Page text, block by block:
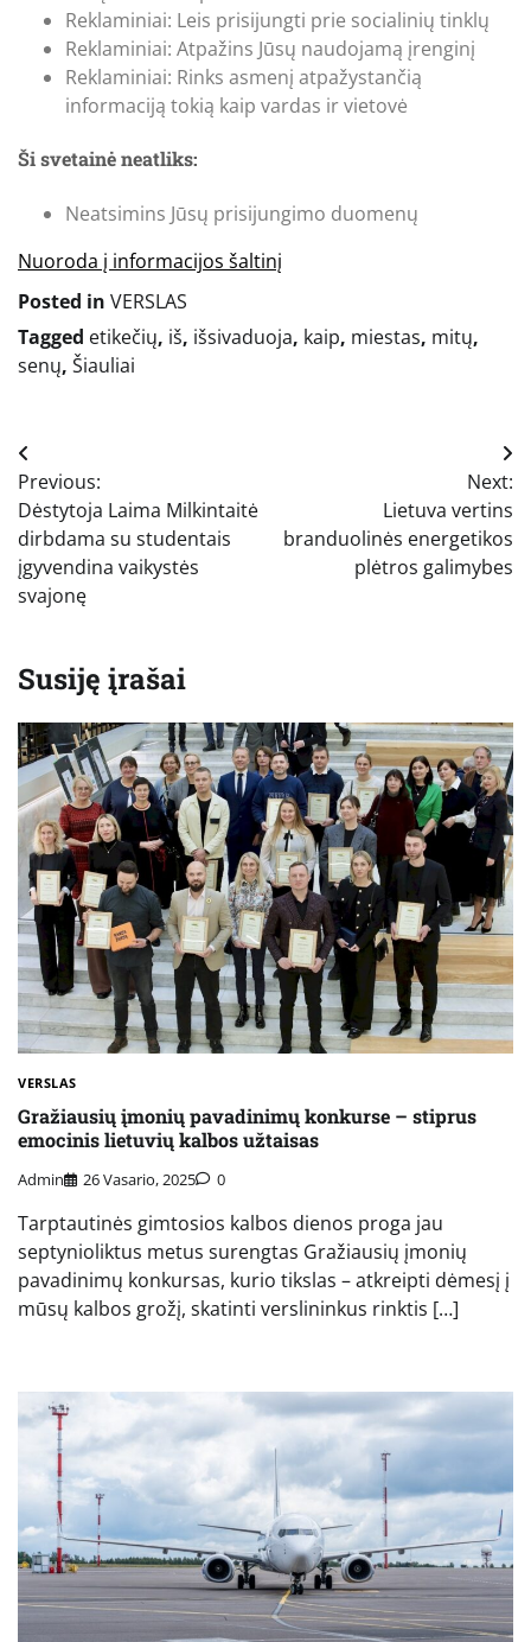
Reklaminiai: Leis prisijungti prie socialinių tinklų
Reklaminiai: Atpažins Jūsų naudojamą įrenginį
Reklaminiai: Rinks asmenį atpažystančią
informaciją tokią kaip vardas ir vietovė
Ši svetainė neatliks:
Neatsimins Jūsų prisijungimo duomenų
Nuoroda į informacijos šaltinį
Posted in VERSLAS
Tagged etikečių, iš, išsivaduoja, kaip, miestas, mitų,
senų, Šiauliai
Navigacija
tarp
įrašų
Previous:
Dėstytoja Laima Milkintaitė
dirbdama su studentais
įgyvendina vaikystės
svajonę
Next:
Lietuva vertins
branduolinės energetikos
plėtros galimybes
Susiję įrašai
VERSLAS
Gražiausių įmonių pavadinimų konkurse – stiprus
emocinis lietuvių kalbos užtaisas
Admin 26 Vasario, 2025 0
Tarptautinės gimtosios kalbos dienos proga jau
septynioliktus metus surengtas Gražiausių įmonių
pavadinimų konkursas, kurio tikslas – atkreipti dėmesį į
mūsų kalbos grožį, skatinti verslininkus rinktis […]